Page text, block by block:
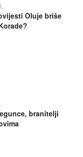
Oluje briše
branitelji